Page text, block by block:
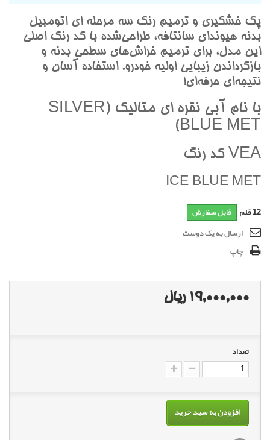
پک خشگيري و ترميم رنگ سه مرحله اي اتومبيل
بدنه هيونداي سانتافه، طراحي‌شده با کد رنگ اصلي
اين مدل، براي ترميم خراش‌هاي سطحي بدنه و
بازگرداندن زيبايي اوليه خودرو. استفاده آسان و
نتيجه‌اي حرفه‌اي!
با نام آبي نقره اي متاليک (SILVER
BLUE MET)
VEA کد رنگ
ICE BLUE MET
12قلم قابل سفارش
ارسال به یک دوست
چاپ
19,000,000 ریال
تعداد
افزودن به سبد خرید